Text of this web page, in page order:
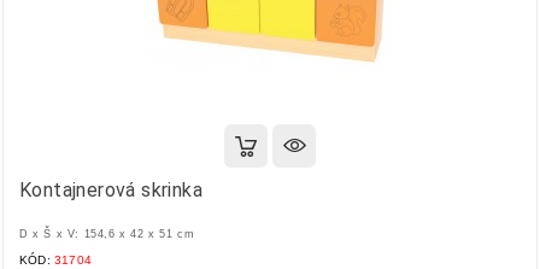
Kontajnerová skrinka
D x Š x V: 154,6 x 42 x 51 cm
KÓD: 31704